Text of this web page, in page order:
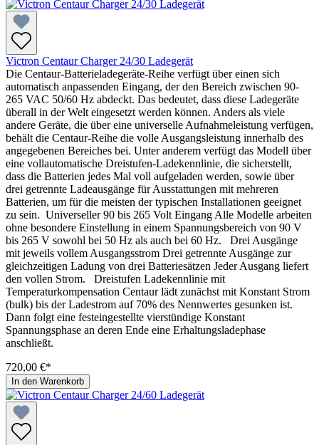
Victron Centaur Charger 24/30 Ladegerät
Die Centaur-Batterieladegeräte-Reihe verfügt über einen sich
automatisch anpassenden Eingang, der den Bereich zwischen 90-
265 VAC 50/60 Hz abdeckt. Das bedeutet, dass diese Ladegeräte
überall in der Welt eingesetzt werden können. Anders als viele
andere Geräte, die über eine universelle Aufnahmeleistung verfügen,
behält die Centaur-Reihe die volle Ausgangsleistung innerhalb des
angegebenen Bereiches bei. Unter anderem verfügt das Modell über
eine vollautomatische Dreistufen-Ladekennlinie, die sicherstellt,
dass die Batterien jedes Mal voll aufgeladen werden, sowie über
drei getrennte Ladeausgänge für Ausstattungen mit mehreren
Batterien, um für die meisten der typischen Installationen geeignet
zu sein. Universeller 90 bis 265 Volt Eingang Alle Modelle arbeiten
ohne besondere Einstellung in einem Spannungsbereich von 90 V
bis 265 V sowohl bei 50 Hz als auch bei 60 Hz. Drei Ausgänge
mit jeweils vollem Ausgangsstrom Drei getrennte Ausgänge zur
gleichzeitigen Ladung von drei Batteriesätzen Jeder Ausgang liefert
den vollen Strom. Dreistufen Ladekennlinie mit
Temperaturkompensation Centaur lädt zunächst mit Konstant Strom
(bulk) bis der Ladestrom auf 70% des Nennwertes gesunken ist.
Dann folgt eine festeingestellte vierstündige Konstant
Spannungsphase an deren Ende eine Erhaltungsladephase
anschließt.
720,00 €*
In den Warenkorb